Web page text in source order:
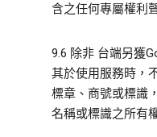
含之任何專屬權利
9.6 除非 台端另獲
其於使用服務時，
標章、商號或標識
名稱或標識之所有